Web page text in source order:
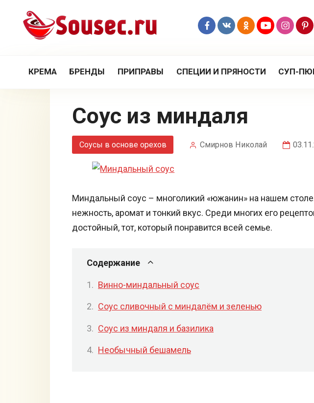
контенту
КРЕМА БРЕНДЫ ПРИПРАВЫ СПЕЦИИ И ПРЯНОСТИ СУП-
Соус из миндаля
Соусы в основе орехов Смирнов Николай
Миндальный соус – многоликий «южанин» на нашем
нежность, аромат и тонкий вкус. Среди многих его
достойный, тот, который понравится всей семье.
Содержание
Винно-миндальный соус
Соус сливочный с миндалём и зеленью
Соус из миндаля и базилика
Необычный бешамель